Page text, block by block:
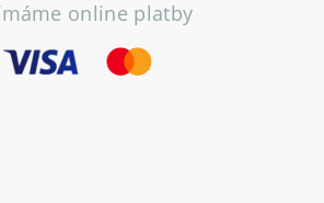
online platby